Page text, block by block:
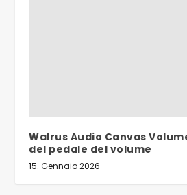
Walrus Audio Canvas
del pedale del volume
15. Gennaio 2026